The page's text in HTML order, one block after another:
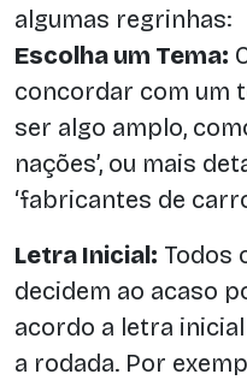
algumas regrinhas:
Escolha um Tema:
concordar com um
ser algo amplo,
nações’, ou mais
‘fabricantes de
Letra Inicial: Todos
decidem ao acaso
acordo a letra
a rodada. Por